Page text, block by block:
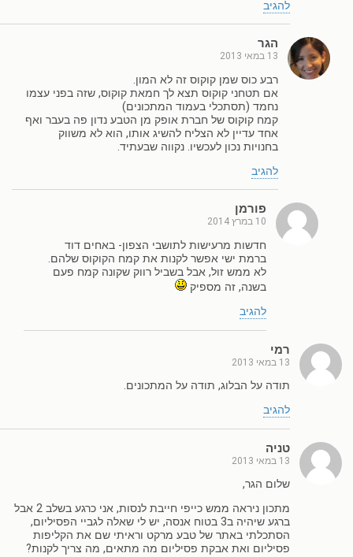
להגיב
הגר
13 במאי 2013
רבע כוס שמן קוקוס זה לא המון.
אם תטחני קוקוס תצא לך חמאת קוקוס, שזה בפני עצמו
נחמד (תסתכלי בעמוד המתכונים)
קמח קוקוס של חברת אופק מן הטבע נדון פה בעבר ואף
אחד עדיין לא הצליח להשיג אותו, הוא לא משווק
בחנויות נכון לעכשיו. נקווה שבעתיד.
להגיב
פורמן
10 במרץ 2014
חדשות מרעישות לתושבי הצפון- באחים דוד
ברמת ישי אפשר לקנות את קמח הקוקוס שלהם.
לא ממש זול, אבל בשביל רווק שקונה קמח פעם
בשנה, זה מספיק
להגיב
רמי
13 במאי 2013
תודה על הבלוג, תודה על המתכונים.
להגיב
טניה
13 במאי 2013
שלום הגר,
מתכון ניראה ממש כייפי חייבת לנסות, אני כרגע בשלב 2 אבל
ברגע שיהיה ב3 בטוח אנסה, יש לי שאלה לגביי הפסיליום,
הסתכלתי באתר של טבע מרקט וראיתי שם את הקליפות
פסיליום ואת אבקת פסיליום מה מתאים, מה צריך לקנות?